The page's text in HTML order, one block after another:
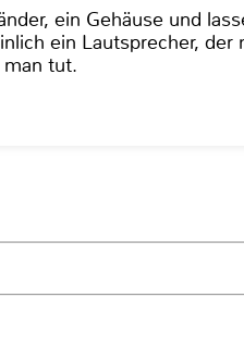
ein Gehäuse und
ein Lautsprecher,
tut.